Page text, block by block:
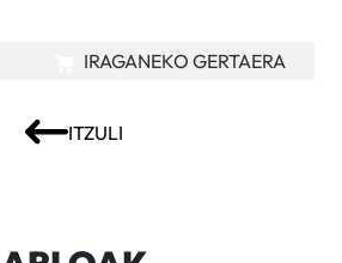
ITZULI
IRAGANEKO GERTAERA